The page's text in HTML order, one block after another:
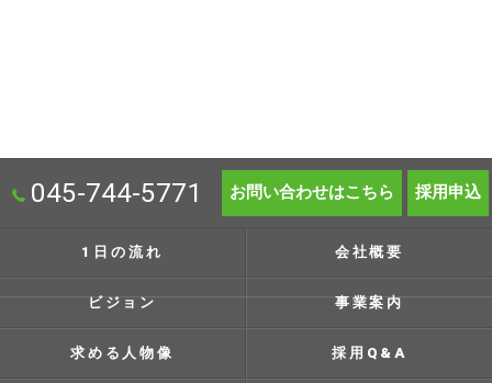
045-744-5771 お問い合わせはこちら 採用申込
1日の流れ 会社概要
ビジョン 事業案内
求める人物像 採用Q&A